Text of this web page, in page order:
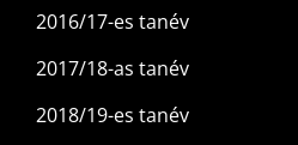
2016/17-es tanév
2017/18-as tanév
2018/19-es tanév